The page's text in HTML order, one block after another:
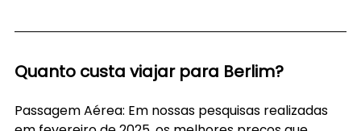
Quanto custa viajar para Berlim?
Passagem Aérea: Em nossas pesquisas realizadas